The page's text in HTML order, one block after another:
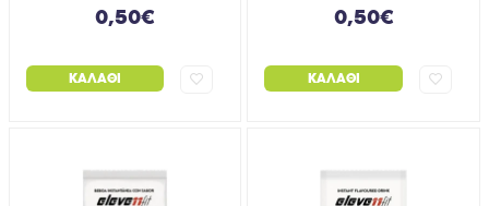
0,50€
ΚΑΛΆΘΙ
0,50€
ΚΑΛΆΘΙ